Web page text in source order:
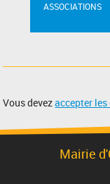
ASSOCIATIONS
Vous devezaccepter
Mairie